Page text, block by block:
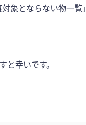
象とならない物一覧
幸いです。